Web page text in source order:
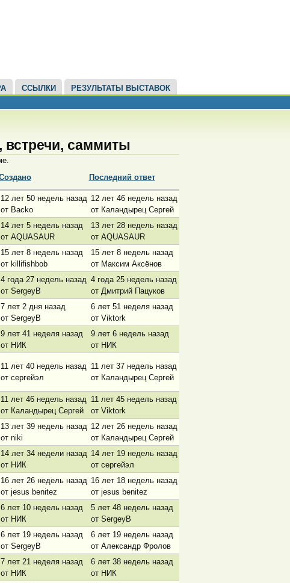
ССЫЛКИ РЕЗУЛЬТАТЫ ВЫСТАВОК
саммиты
Последний ответ
12 лет 50 недель назад
от Backo
12 лет 46 недель назад
от Каландырец Сергей
14 лет 5 недель назад
от AQUASAUR
13 лет 28 недель назад
от AQUASAUR
15 лет 8 недель назад
от killifishbob
15 лет 8 недель назад
от Максим Аксёнов
4 года 27 недель назад
от SergeyB
4 года 25 недель назад
от Дмитрий Пацуков
7 лет 2 дня назад
от SergeyB
6 лет 51 неделя назад
от Viktork
9 лет 41 неделя назад
от НИК
9 лет 6 недель назад
от НИК
11 лет 40 недель назад
от сергейэл
11 лет 37 недель назад
от Каландырец Сергей
11 лет 46 недель назад
от Каландырец Сергей
11 лет 45 недель назад
от Viktork
13 лет 39 недель назад
от niki
12 лет 26 недель назад
от Каландырец Сергей
14 лет 34 недели назад
от НИК
14 лет 19 недель назад
от сергейэл
16 лет 26 недель назад
от jesus benitez
16 лет 18 недель назад
от jesus benitez
6 лет 10 недель назад
от НИК
5 лет 48 недель назад
от SergeyB
6 лет 19 недель назад
от SergeyB
6 лет 19 недель назад
от Александр Фролов
7 лет 21 неделя назад
от НИК
6 лет 38 недель назад
от НИК